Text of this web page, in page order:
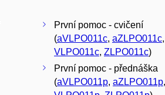
První pomoc - cvičení
(aVLPO011c, aZLPO011c,
VLPO011c, ZLPO011c)
První pomoc - přednáška
(aVLPO011p, aZLPO011p,